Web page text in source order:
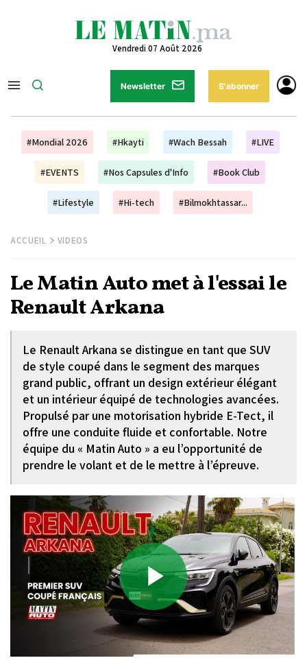
Vendredi 07 Août 2026
Newsletter S'abonner
#Mondial 2026 #Hkayti #Wach Bessah #LIVE
#EVENTS #Nos Capsules d'Info #Book Club
#Lifestyle #Hi-tech #Bilmokhtassar...
ACCUEIL VIDEOS
Le Matin Auto met à l'essai le
Renault Arkana
Le Renault Arkana se distingue en tant que SUV
de style coupé dans le segment des marques
grand public, offrant un design extérieur élégant
et un intérieur équipé de technologies avancées.
Propulsé par une motorisation hybride E-Tect, il
offre une conduite fluide et confortable. Notre
équipe du « Matin Auto » a eu l’opportunité de
prendre le volant et de le mettre à l’épreuve.
Play